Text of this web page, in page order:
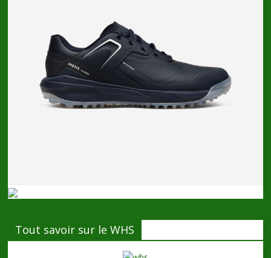
Tout savoir sur le WHS